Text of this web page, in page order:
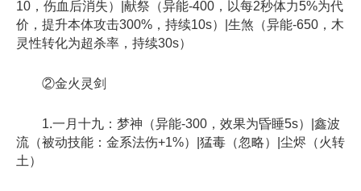
10，伤血后消失）|献祭（异能-400，以每2秒体力5%为代
价，提升本体攻击300%，持续10s）|生煞（异能-650，木
灵性转化为超杀率，持续30s）
②金火灵剑
1.一月十九：梦神（异能-300，效果为昏睡5s）|鑫波
流（被动技能：金系法伤+1%）|猛毒（忽略）|尘烬（火转
土）